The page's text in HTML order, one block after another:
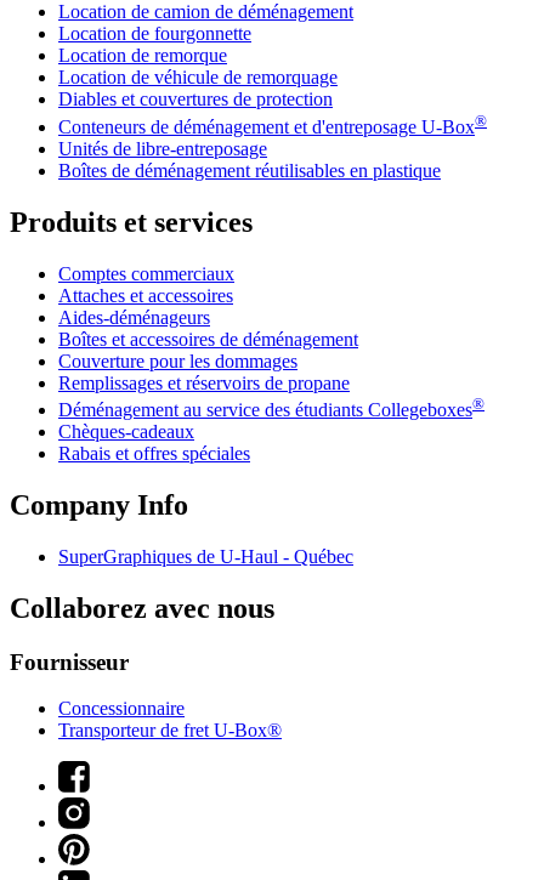
Location de camion de déménagement
Location de fourgonnette
Location de remorque
Location de véhicule de remorquage
Diables et couvertures de protection
Conteneurs de déménagement et d'entreposage U-Box®
Unités de libre-entreposage
Boîtes de déménagement réutilisables en plastique
Produits et services
Comptes commerciaux
Attaches et accessoires
Aides-déménageurs
Boîtes et accessoires de déménagement
Couverture pour les dommages
Remplissages et réservoirs de propane
Déménagement au service des étudiants Collegeboxes®
Chèques-cadeaux
Rabais et offres spéciales
Company Info
SuperGraphiques de U-Haul - Québec
Collaborez avec nous
Fournisseur
Concessionnaire
Transporteur de fret U-Box®